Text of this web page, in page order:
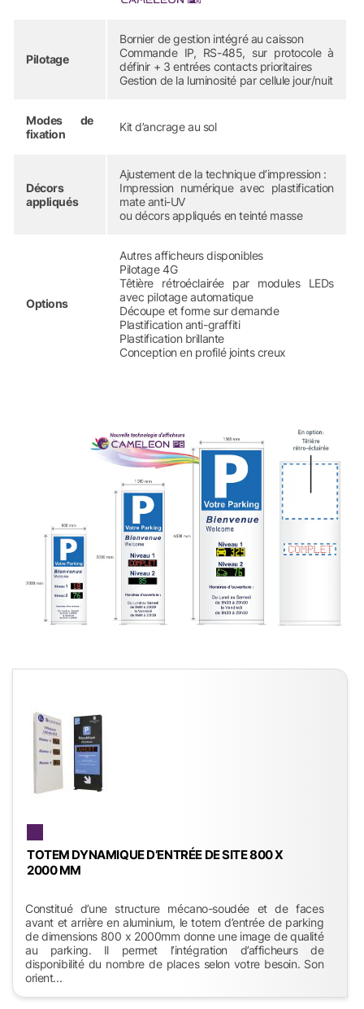
Pilotage
Bornier de gestion intégré au caisson
Commande IP, RS-485, sur protocole à
définir + 3 entrées contacts prioritaires
Gestion de la luminosité par cellule jour/nuit
Modes de
fixation
Kit d’ancrage au sol
Décors
appliqués
Ajustement de la technique d’impression :
Impression numérique avec plastification
mate anti-UV
ou décors appliqués en teinté masse
Options
Autres afficheurs disponibles
Pilotage 4G
Têtière rétroéclairée par modules LEDs
avec pilotage automatique
Découpe et forme sur demande
Plastification anti-graffiti
Plastification brillante
Conception en profilé joints creux
TOTEM DYNAMIQUE D’ENTRÉE DE SITE 800 X
2000 MM
Constitué d’une structure mécano-soudée et de faces
avant et arrière en aluminium, le totem d’entrée de parking
de dimensions 800 x 2000mm donne une image de qualité
au parking. Il permet l’intégration d’afficheurs de
disponibilité du nombre de places selon votre besoin. Son
orient...